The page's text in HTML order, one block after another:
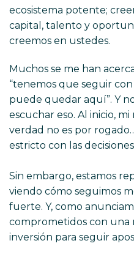
ecosistema potente;
capital, talento y
creemos en ustedes.
Muchos se me han
“tenemos que seguir
puede quedar aquí”. Y
escuchar eso. Al inicio,
verdad no es por
estricto con las
Sin embargo, estamos
viendo cómo seguimos
fuerte. Y, como
comprometidos con una
inversión para seguir